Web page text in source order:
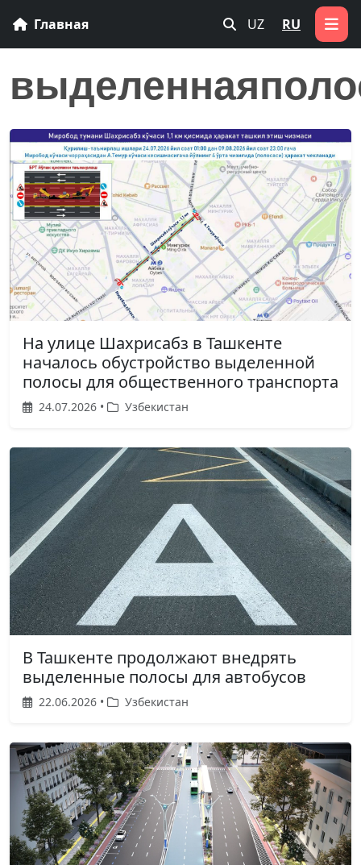
Главная UZ RU
На улице Шахрисабз в Ташкенте
началось обустройство выделенной
полосы для общественного транспорта
24.07.2026 • Узбекистан
В Ташкенте продолжают внедрять
выделенные полосы для автобусов
22.06.2026 • Узбекистан